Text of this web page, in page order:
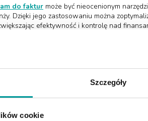
Szczegóły
cookie
do faktur może być nieocenionym
Dzięki jego zastosowaniu można
efektywność i kontrolę nad
Dominik Bożek